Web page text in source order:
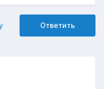
Ответить